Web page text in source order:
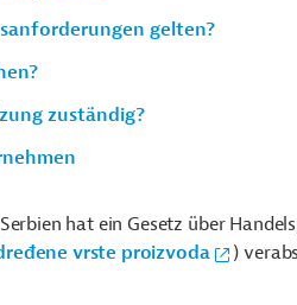
gelten?
zuständig?
hat ein Gesetz über
vrste proizvoda
)